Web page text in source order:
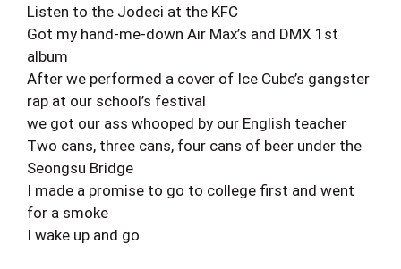
Listen to the Jodeci at the KFC
Got my hand-me-down Air Max’s and DMX 1st
album
After we performed a cover of Ice Cube’s gangster
rap at our school’s festival
we got our ass whooped by our English teacher
Two cans, three cans, four cans of beer under the
Seongsu Bridge
I made a promise to go to college first and went
for a smoke
I wake up and go